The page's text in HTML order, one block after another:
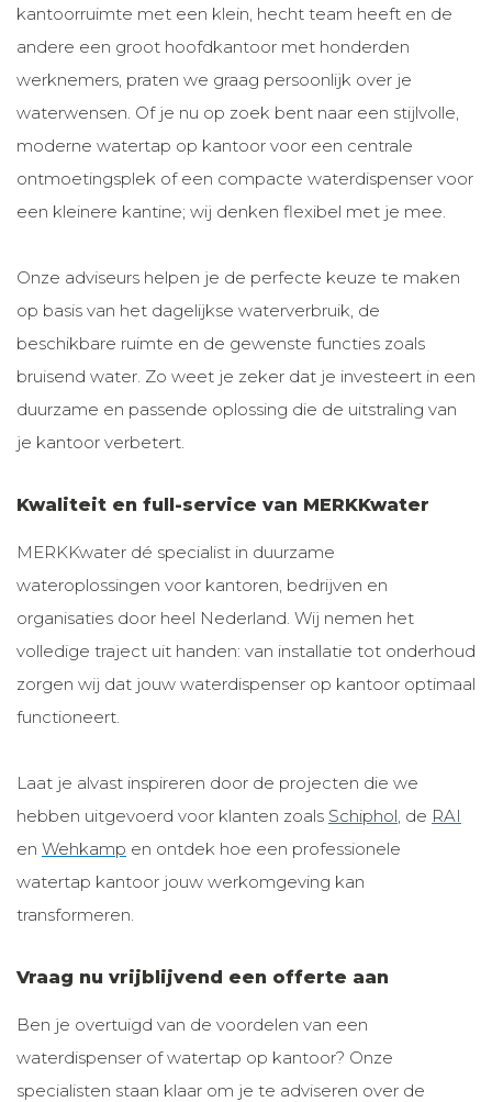
kantoorruimte met een klein, hecht team heeft en de
andere een groot hoofdkantoor met honderden
werknemers, praten we graag persoonlijk over je
waterwensen. Of je nu op zoek bent naar een stijlvolle,
moderne watertap op kantoor voor een centrale
ontmoetingsplek of een compacte waterdispenser voor
een kleinere kantine; wij denken flexibel met je mee.
Onze adviseurs helpen je de perfecte keuze te maken
op basis van het dagelijkse waterverbruik, de
beschikbare ruimte en de gewenste functies zoals
bruisend water. Zo weet je zeker dat je investeert in een
duurzame en passende oplossing die de uitstraling van
je kantoor verbetert.
Kwaliteit en full-service van MERKKwater
MERKKwater dé specialist in duurzame
wateroplossingen voor kantoren, bedrijven en
organisaties door heel Nederland. Wij nemen het
volledige traject uit handen: van installatie tot onderhoud
zorgen wij dat jouw waterdispenser op kantoor optimaal
functioneert.
Laat je alvast inspireren door de projecten die we
hebben uitgevoerd voor klanten zoals Schiphol, de RAI
en Wehkamp en ontdek hoe een professionele
watertap kantoor jouw werkomgeving kan
transformeren.
Vraag nu vrijblijvend een offerte aan
Ben je overtuigd van de voordelen van een
waterdispenser of watertap op kantoor? Onze
specialisten staan klaar om je te adviseren over de